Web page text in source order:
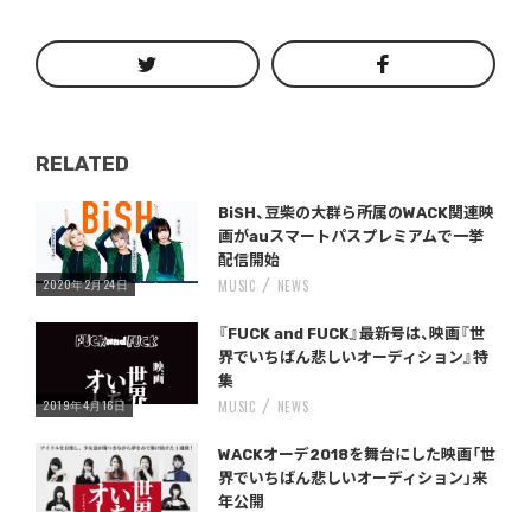
RELATED
Warning : Undefined variable $post_id in
on line242
BiSH、豆柴の大群ら所属のWACK関連映
画がauスマートパスプレミアムで一挙
配信開始
2020年2月24日
MUSIC NEWS
Warning : Undefined variable $post_id in
/home/storywriter/storywriter.tokyo/public_html/wp-content/themes/StoryWriter/single.phpon line242
『FUCK and FUCK』最新号は、映画『世
界でいちばん悲しいオーディション』特
集
2019年4月16日
MUSIC NEWS
Warning : Undefined variable $post_id in
/home/storywriter/storywriter.tokyo/public_html/wp-content/themes/StoryWriter/single.phpon line242
WACKオーデ2018を舞台にした映画「世
界でいちばん悲しいオーディション」来
年公開